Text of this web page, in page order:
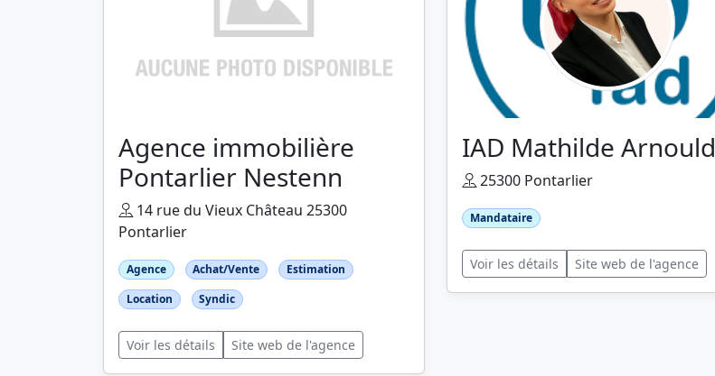
Agence immobilière
Pontarlier Nestenn
14 rue du Vieux Château 25300
Pontarlier
Agence Achat/Vente
Estimation
Location
Syndic
Voir les détails Site web de l'agence
IAD Mathilde Arnould
25300 Pontarlier
Mandataire
Voir les détails Site web de l'agence